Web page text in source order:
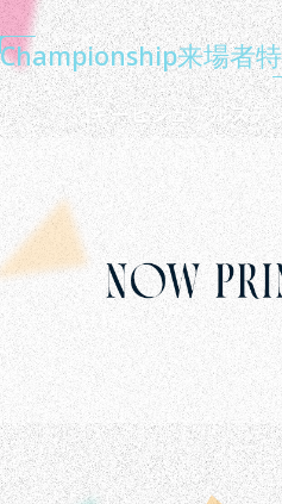
Championship来場者